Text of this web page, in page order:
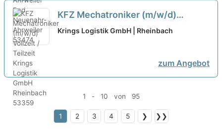
KFZ Mechatroniker (m/w/d)
Vollzeit / Teilzeit neu
Krings Logistik GmbH | Rheinbach
zum Angebot
1 - 10 von 95
1 2 3 4 5 ❯ ❯❯